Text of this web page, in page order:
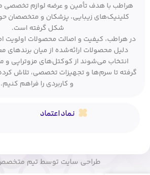
هراطب با هدف تأمین و عرضه لوازم تخصصی
کلینیک‌های زیبایی، پزشکان و متخصصان
شکل گرفته است.
در هراطب، کیفیت و اصالت محصولات
دلیل محصولات ارائه‌شده از میان برندهای
انتخاب می‌شوند از کوکتل‌های مزوتراپی و
گرفته تا سرم‌ها و تجهیزات تخصصی، تلاش
و کاربردی را فراهم کنیم.
نماد اعتماد
طراحی سایت توسط تیم